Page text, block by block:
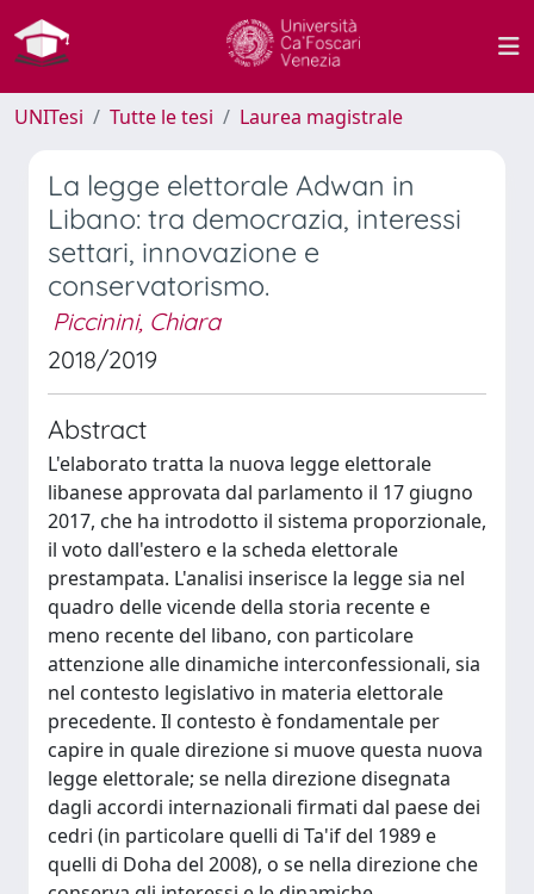
UNITesi Tutte le tesi Laurea magistrale
La legge elettorale Adwan in
Libano: tra democrazia, interessi
settari, innovazione e
conservatorismo.
Piccinini, Chiara
2018/2019
Abstract
L'elaborato tratta la nuova legge elettorale
libanese approvata dal parlamento il 17 giugno
2017, che ha introdotto il sistema proporzionale,
il voto dall'estero e la scheda elettorale
prestampata. L'analisi inserisce la legge sia nel
quadro delle vicende della storia recente e
meno recente del libano, con particolare
attenzione alle dinamiche interconfessionali, sia
nel contesto legislativo in materia elettorale
precedente. Il contesto è fondamentale per
capire in quale direzione si muove questa nuova
legge elettorale; se nella direzione disegnata
dagli accordi internazionali firmati dal paese dei
cedri (in particolare quelli di Ta'if del 1989 e
quelli di Doha del 2008), o se nella direzione che